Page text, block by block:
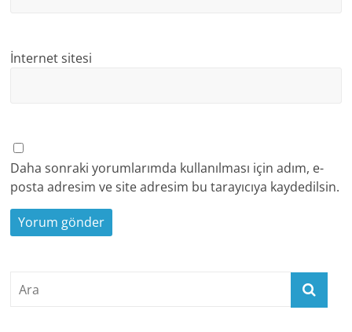
İnternet sitesi
Daha sonraki yorumlarımda kullanılması için adım, e-
posta adresim ve site adresim bu tarayıcıya kaydedilsin.